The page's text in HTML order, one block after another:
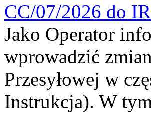
CC/07/2026 do
Jako Operator
wprowadzić
Przesyłowej w
Instrukcja). W